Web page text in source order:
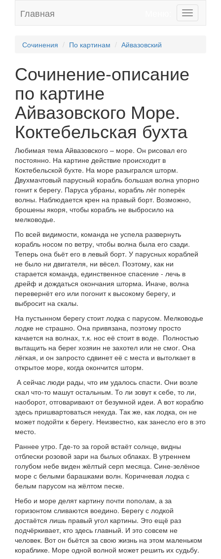
Toggle
navigation
Главная
Сочинения По картинам Айвазовский
Сочинение-описание
по картине
Айвазовского Море.
Коктебельская бухта
Любимая тема Айвазовского – море. Он рисовал его
постоянно. На картине действие происходит в
Коктебельской бухте. На море разыгрался шторм.
Двухмачтовый парусный корабль большая волна упорно
гонит к берегу. Паруса убраны, корабль лёг поперёк
волны. Наблюдается крен на правый борт. Возможно,
брошены якоря, чтобы корабль не выбросило на
мелководье.
По всей видимости, команда не успела развернуть
корабль носом по ветру, чтобы волна была его сзади.
Теперь она бьёт его в левый борт. У парусных кораблей
не было ни двигателя, ни вёсел. Поэтому, как ни
старается команда, единственное спасение - лечь в
дрейф и дождаться окончания шторма. Иначе, волна
перевернёт его или погонит к высокому берегу, и
выбросит на скалы.
На пустынном берегу стоит лодка с парусом. Мелководье
лодке не страшно. Она привязана, поэтому просто
качается на волнах, т.к. нос её стоит в воде. Полностью
вытащить на берег хозяин не захотел или не смог. Она
лёгкая, и он запросто сдвинет её с места и вытолкает в
открытое море, когда окончится шторм.
А сейчас люди рады, что им удалось спасти. Они возле
скал что-то машут остальным. То ли зовут к себе, то ли,
наоборот, отговаривают от безумной идеи. А вот кораблю
здесь пришвартоваться некуда. Так же, как лодка, он не
может подойти к берегу. Неизвестно, как занесло его в это
место.
Раннее утро. Где-то за горой встаёт солнце, видны
отблески розовой зари на былых облаках. В утреннем
голубом небе виден жёлтый серп месяца. Сине-зелёное
море с белыми барашками волн. Коричневая лодка с
белым парусом на жёлтом песке.
Небо и море делят картину почти пополам, а за
горизонтом сливаются воедино. Берегу с лодкой
достаётся лишь правый угол картины. Это ещё раз
подчёркивает, кто здесь главный. И это совсем не
человек. Вот он бьётся за свою жизнь на этом маленьком
кораблике. Море одной волной может решить их судьбу.